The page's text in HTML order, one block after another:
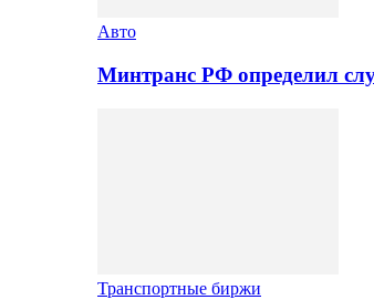
Авто
Минтранс РФ определил
Транспортные биржи